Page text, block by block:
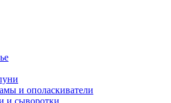
и ополаскиватели
и сыворотки